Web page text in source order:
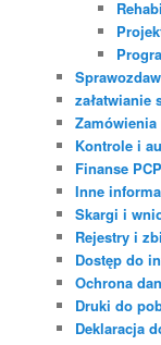
załatwianie
Kontrole i
Finanse
Inne
Skargi i
Rejestry i
Dostęp do
Ochrona
Druki do
Deklaracja